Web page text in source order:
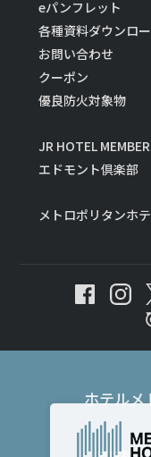
eパンフレット
各種資料ダウンロ
お問い合わせ
クーポン
優良防火対象物
JR HOTEL
エドモント倶楽部
メトロポリタンホ
ホテルメ